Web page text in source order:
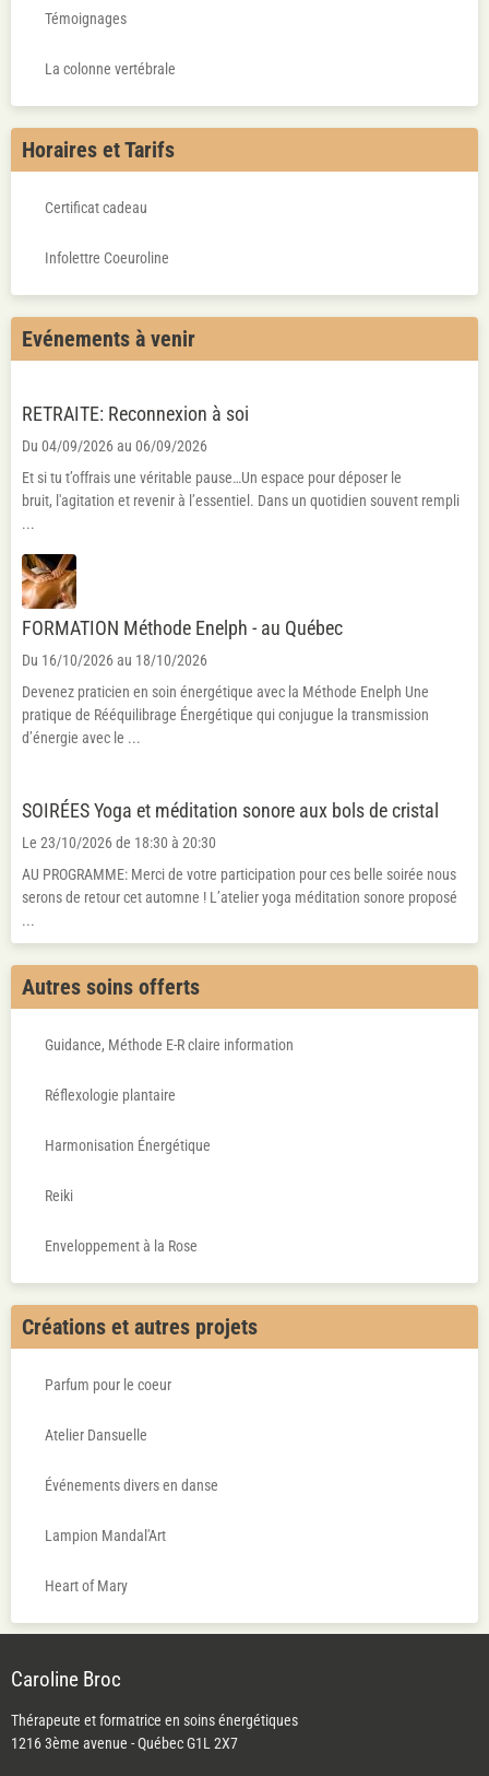
Témoignages
La colonne vertébrale
Horaires et Tarifs
Certificat cadeau
Infolettre Coeuroline
Evénements à venir
Du 04/09/2026
au 06/09/2026
Et si tu t’offrais une véritable pause…Un espace pour déposer le
...
Du 16/10/2026
au 18/10/2026
Devenez praticien en soin énergétique avec la Méthode Enelph Une
Le 23/10/2026
à 20:30
AU PROGRAMME: Merci de votre participation pour ces belle soirée nous
serons de retour cet automne ! L’atelier yoga méditation sonore proposé
...
Autres soins offerts
Guidance, Méthode E-R claire information
Réflexologie plantaire
Harmonisation Énergétique
Reiki
Créations et autres projets
Parfum pour le coeur
Atelier Dansuelle
Événements divers en danse
Lampion Mandal'Art
Heart of Mary
Caroline Broc